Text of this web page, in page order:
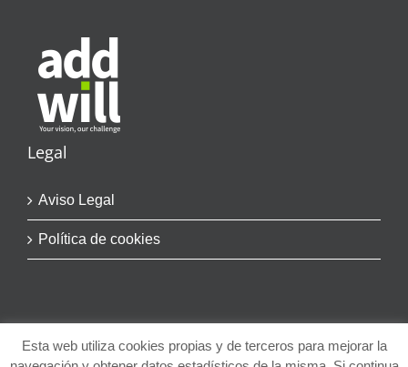
Legal
Aviso Legal
Política de cookies
Esta web utiliza cookies propias y de terceros para mejorar la